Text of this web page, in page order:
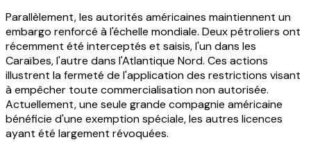
Parallèlement, les autorités américaines maintiennent un
embargo renforcé à l'échelle mondiale. Deux pétroliers ont
récemment été interceptés et saisis, l'un dans les
Caraïbes, l'autre dans l'Atlantique Nord. Ces actions
illustrent la fermeté de l'application des restrictions visant
à empêcher toute commercialisation non autorisée.
Actuellement, une seule grande compagnie américaine
bénéficie d'une exemption spéciale, les autres licences
ayant été largement révoquées.